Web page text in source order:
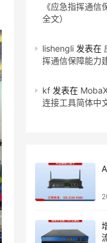
《应急指挥通
全文）
lishengli 发表在
挥通信保障能力
kf 发表在
连接工具简体中